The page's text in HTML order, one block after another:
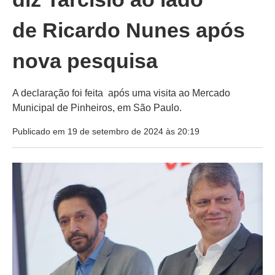
de Ricardo Nunes após
nova pesquisa
A declaração foi feita após uma visita ao Mercado
Municipal de Pinheiros, em São Paulo.
Publicado em 19 de setembro de 2024 às 20:19